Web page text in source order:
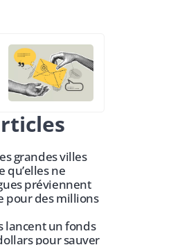
grandes villes
qu’elles ne
préviennent
pour des millions
lancent un fonds
pour sauver